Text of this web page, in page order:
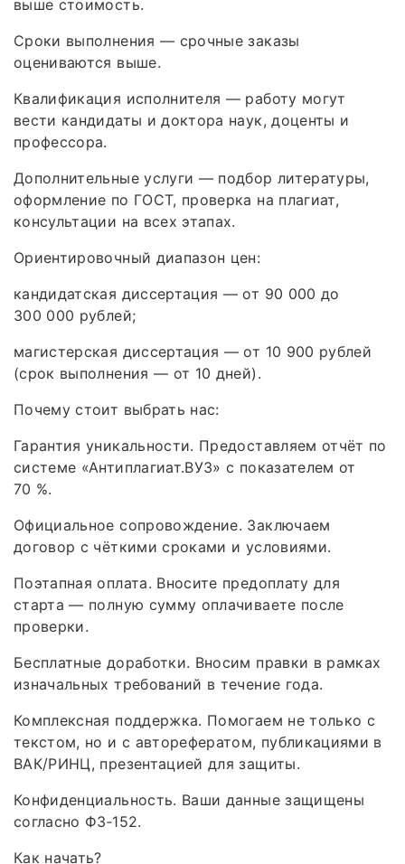
выше стоимость.
Сроки выполнения — срочные заказы
оцениваются выше.
Квалификация исполнителя — работу могут
вести кандидаты и доктора наук, доценты и
профессора.
Дополнительные услуги — подбор литературы,
оформление по ГОСТ, проверка на плагиат,
консультации на всех этапах.
Ориентировочный диапазон цен:
кандидатская диссертация — от 90 000 до
300 000 рублей;
магистерская диссертация — от 10 900 рублей
(срок выполнения — от 10 дней).
Почему стоит выбрать нас:
Гарантия уникальности. Предоставляем отчёт по
системе «Антиплагиат.ВУЗ» с показателем от
70 %.
Официальное сопровождение. Заключаем
договор с чёткими сроками и условиями.
Поэтапная оплата. Вносите предоплату для
старта — полную сумму оплачиваете после
проверки.
Бесплатные доработки. Вносим правки в рамках
изначальных требований в течение года.
Комплексная поддержка. Помогаем не только с
текстом, но и с авторефератом, публикациями в
ВАК/РИНЦ, презентацией для защиты.
Конфиденциальность. Ваши данные защищены
согласно ФЗ‑152.
Как начать?